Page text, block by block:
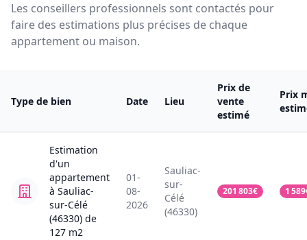
Les conseillers professionnels sont contactés pour
faire des estimations plus précises de chaque
appartement ou maison.
Type de bien Date Lieu
Prix de
vente
estimé
Prix
Estimation
d'un
appartement
à Sauliac-
sur-Célé
(46330) de
127 m2
01-
08-
2026
Sauliac-
sur-
Célé
(46330)
201 803€ 1 589